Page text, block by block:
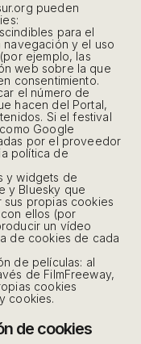
pueden
para el
y el uso
ejemplo, las
web sobre la que
consentimiento.
el número de
hacen del Portal,
Si el festival
Google
por el proveedor
política de
y widgets de
y Bluesky que
sus propias cookies
ellos (por
un vídeo
de cookies de cada
de películas: al
de FilmFreeway,
cookies
cookies.
de cookies